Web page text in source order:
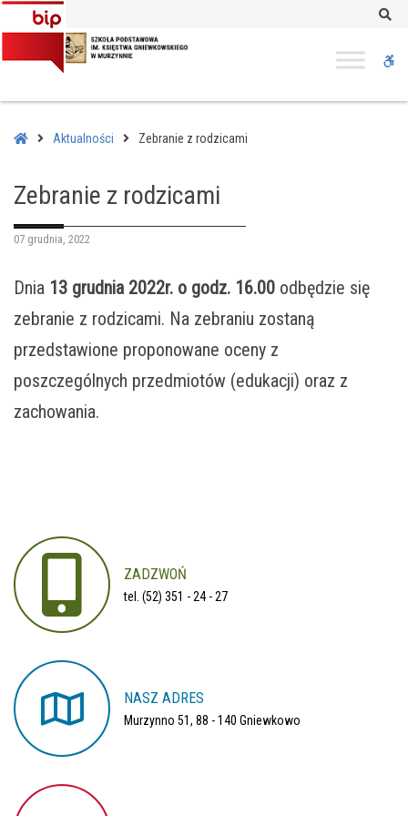
–
Zebranie
HomeAktualności Zebranie z rodzicami
Zebranie z rodzicami
07 grudnia, 2022
Dnia 13 grudnia 2022r. o godz. 16.00 odbędzie się
zebranie z rodzicami. Na zebraniu zostaną
przedstawione proponowane oceny z
poszczególnych przedmiotów (edukacji) oraz z
zachowania.
ZADZWOŃ
tel. (52) 351 - 24 - 27
NASZ ADRES
Murzynno 51, 88 - 140 Gniewkowo